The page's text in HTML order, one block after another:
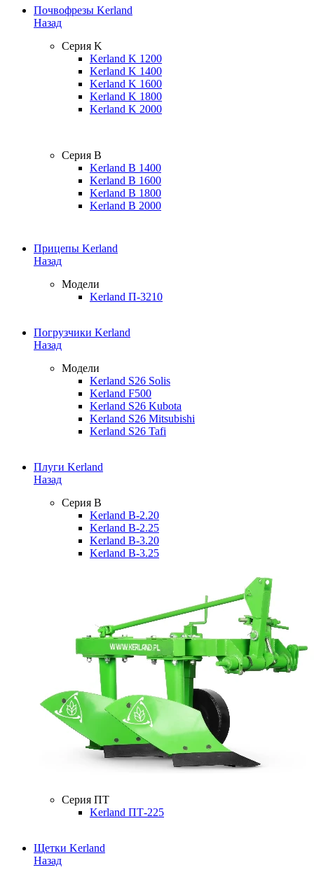
Почвофрезы Kerland
Назад
Серия K
Kerland K 1200
Kerland K 1400
Kerland K 1600
Kerland K 1800
Kerland K 2000
Серия B
Kerland B 1400
Kerland B 1600
Kerland B 1800
Kerland B 2000
Прицепы Kerland
Назад
Модели
Kerland П-3210
Погрузчики Kerland
Назад
Модели
Kerland S26 Solis
Kerland F500
Kerland S26 Kubota
Kerland S26 Mitsubishi
Kerland S26 Tafi
Плуги Kerland
Назад
Серия B
Kerland B-2.20
Kerland B-2.25
Kerland B-3.20
Kerland B-3.25
Серия ПТ
Kerland ПТ-225
Щетки Kerland
Назад